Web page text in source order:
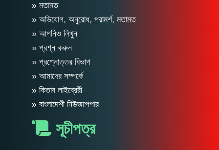
» মতামত
» অভিযোগ, অনুরোধ, পরামর্শ, মতামত
» আপনিও লিখুন
» প্রশ্ন করুন
» প্রশ্নোত্তর বিভাগ
» আমাদের সম্পর্কে
» কিতাব লাইব্রেরী
» বাংলাদেশী নিউজপেপার
সূচীপত্র